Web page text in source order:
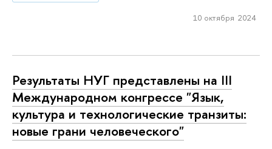
10 октября 2024
Результаты НУГ представлены на III
Международном конгрессе "Язык,
культура и технологические транзиты:
новые грани человеческого"